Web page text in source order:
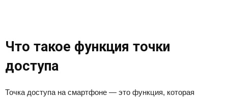
Что такое функция точки
доступа
Точка доступа на смартфоне — это функция, которая